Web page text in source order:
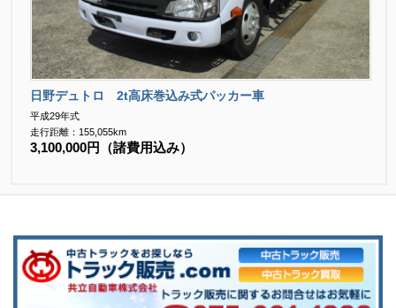
日野デュトロ 2t高床巻込み式パッカー車
平成29年式
走行距離：155,055km
3,100,000円（諸費用込み）